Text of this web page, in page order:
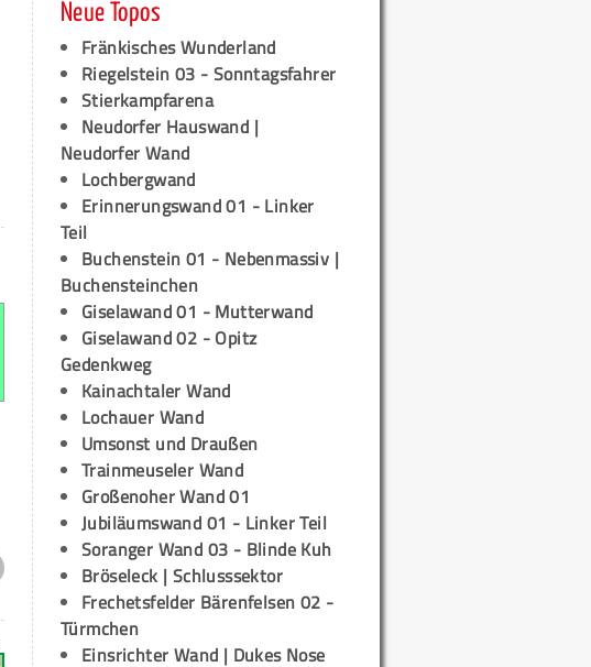
Neue Topos
Fränkisches Wunderland
Riegelstein 03 - Sonntagsfahrer
Stierkampfarena
Neudorfer Hauswand |
Neudorfer Wand
Lochbergwand
Erinnerungswand 01 - Linker
Teil
Buchenstein 01 - Nebenmassiv |
Buchensteinchen
Giselawand 01 - Mutterwand
Giselawand 02 - Opitz
Gedenkweg
Kainachtaler Wand
Lochauer Wand
Umsonst und Draußen
Trainmeuseler Wand
Großenoher Wand 01
Jubiläumswand 01 - Linker Teil
Soranger Wand 03 - Blinde Kuh
Bröseleck | Schlusssektor
Frechetsfelder Bärenfelsen 02 -
Türmchen
Einsrichter Wand | Dukes Nose